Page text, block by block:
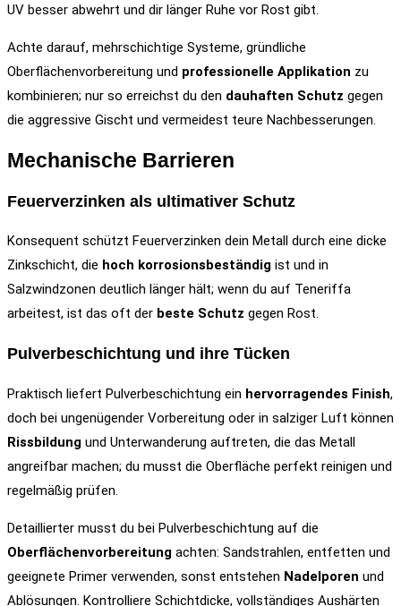
UV besser abwehrt und dir länger Ruhe vor Rost gibt.
Achte darauf, mehrschichtige Systeme, gründliche
Oberflächenvorbereitung und professionelle Applikation zu
kombinieren; nur so erreichst du den dauhaften Schutz gegen
die aggressive Gischt und vermeidest teure Nachbesserungen.
Mechanische Barrieren
Feuerverzinken als ultimativer Schutz
Konsequent schützt Feuerverzinken dein Metall durch eine dicke
Zinkschicht, die hoch korrosionsbeständig ist und in
Salzwindzonen deutlich länger hält; wenn du auf Teneriffa
arbeitest, ist das oft der beste Schutz gegen Rost.
Pulverbeschichtung und ihre Tücken
Praktisch liefert Pulverbeschichtung ein hervorragendes Finish,
doch bei ungenügender Vorbereitung oder in salziger Luft können
Rissbildung und Unterwanderung auftreten, die das Metall
angreifbar machen; du musst die Oberfläche perfekt reinigen und
regelmäßig prüfen.
Detaillierter musst du bei Pulverbeschichtung auf die
Oberflächenvorbereitung achten: Sandstrahlen, entfetten und
geeignete Primer verwenden, sonst entstehen Nadelporen und
Ablösungen. Kontrolliere Schichtdicke, vollständiges Aushärten